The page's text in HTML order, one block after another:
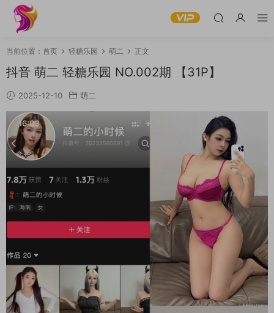
当前位置： 首页 轻糖乐园 萌二 正文
抖音 萌二 轻糖乐园 NO.002期 【31P】
2025-12-10 萌二